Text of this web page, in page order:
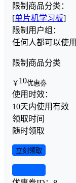
限制商品分类：
[单片机学习板]
限制用户组：
任何人都可以使用
限制商品分类
￥ 10优惠劵
使用时效：
10天内使用有效
领取时间
随时领取
立刻领取